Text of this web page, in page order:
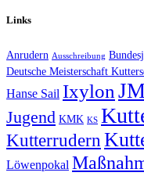
Links
Anrudern Ausschreibung
Deutsche Meisterschaft
Hanse Sail Ixylon
Jugend KMK KS
Kutterrudern
Löwenpokal